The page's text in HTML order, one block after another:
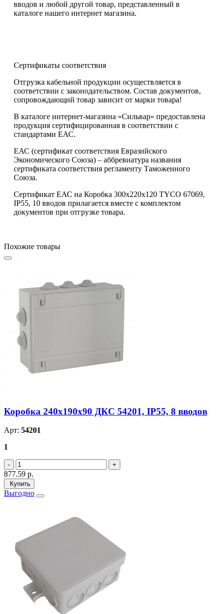
вводов и любой другой товар, представленный в
каталоге нашего интернет магазина.
Сертификаты соответствия
Отгрузка кабельной продукции осуществляется в
соответствии с законодательством. Состав документов,
сопровождающий товар зависит от марки товара!
В каталоге интернет-магазина «Сильвар» предоставлена
продукция сертифицированная в соответствии с
стандартами ЕАС.
ЕАС (сертификат соответствия Евразийского
Экономического Союза) – аббревиатура названия
сертификата соответствия регламенту Таможенного
Союза.
Сертификат ЕАС на Коробка 300х220х120 TYCO 67069,
IP55, 10 вводов прилагается вместе с комплектом
документов при отгрузке товара.
Похожие товары
Коробка 240х190х90 ДКС 54201, IP55, 8 вводов
Арт: 54201
1
877.59 р.
Купить
Выгодно